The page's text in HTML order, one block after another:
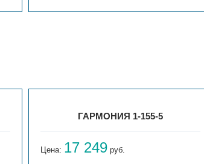
ГАРМОНИЯ 1-155-5
Цена: 17 249 руб.